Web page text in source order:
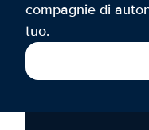
compagnie di
tuo.